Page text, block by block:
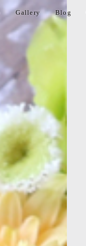
Gallery Blog